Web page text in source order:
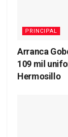
PRINCIPAL
Arranca
109 mil
Hermosillo